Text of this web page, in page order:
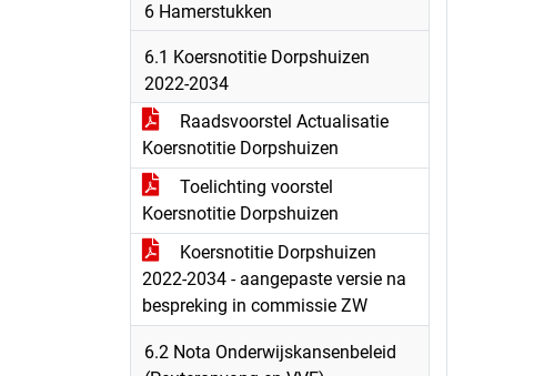
6 Hamerstukken
6.1 Koersnotitie Dorpshuizen
2022-2034
Raadsvoorstel Actualisatie
Koersnotitie Dorpshuizen
Toelichting voorstel
Koersnotitie Dorpshuizen
Koersnotitie Dorpshuizen
2022-2034 - aangepaste versie na
bespreking in commissie ZW
6.2 Nota Onderwijskansenbeleid